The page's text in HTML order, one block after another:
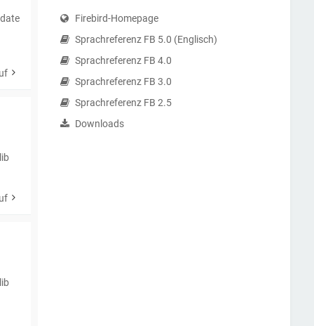
Firebird-Homepage
Sprachreferenz FB 5.0 (Englisch)
Sprachreferenz FB 4.0
Sprachreferenz FB 3.0
Sprachreferenz FB 2.5
Downloads